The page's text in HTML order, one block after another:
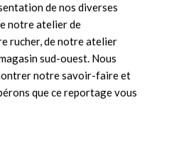
de nos diverses
notre atelier de
rucher, de notre atelier
sud-ouest. Nous
notre savoir-faire et
que ce reportage vous